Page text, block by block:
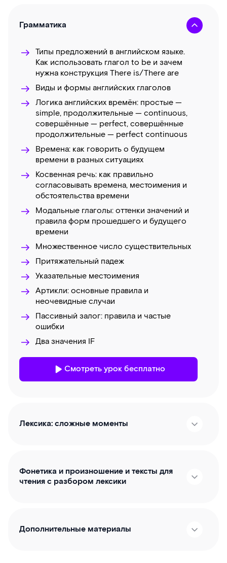
Грамматика
Типы предложений в английском языке.
Как использовать глагол to be и зачем
нужна конструкция There is/There are
Виды и формы английских глаголов
Логика английских времён: простые —
simple, продолжительные — continuous,
совершённые — perfect, совершённые
продолжительные — perfect continuous
Времена: как говорить о будущем
времени в разных ситуациях
Косвенная речь: как правильно
согласовывать времена, местоимения и
обстоятельства времени
Модальные глаголы: оттенки значений и
правила форм прошедшего и будущего
времени
Множественное число существительных
Притяжательный падеж
Указательные местоимения
Артикли: основные правила и
неочевидные случаи
Пассивный залог: правила и частые
ошибки
Два значения IF
Смотреть урок бесплатно
Лексика: сложные моменты
Фонетика и произношение и тексты для
чтения с разбором лексики
Дополнительные материалы